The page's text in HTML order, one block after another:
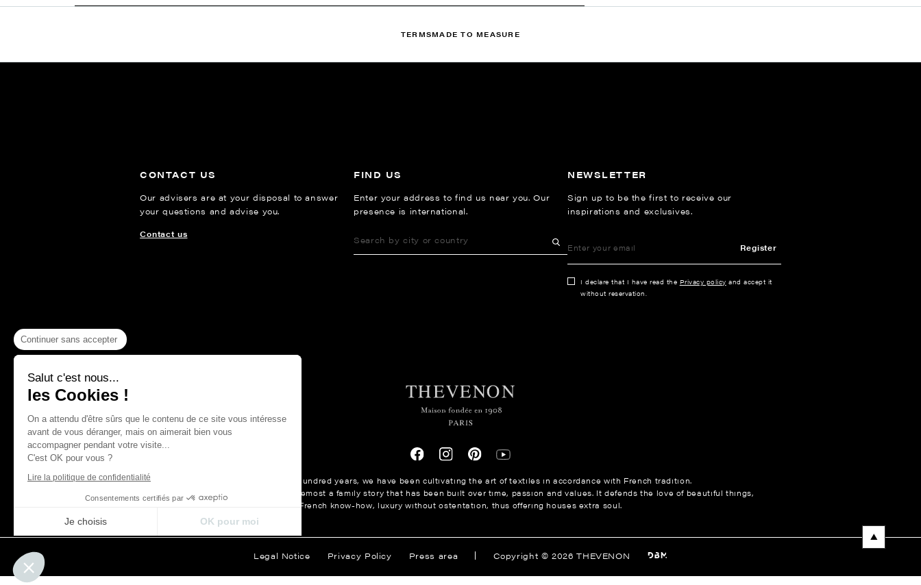
TERMSMADE TO MEASURE
CONTACT US
Our advisers are at your disposal to answer
your questions and advise you.
Contact us
FIND US
Enter your address to find us near you. Our
presence is international.
NEWSLETTER
Sign up to be the first to receive our
inspirations and exclusives.
Register
I declare that I have read the Privacy policy and accept it
without reservation.
For more than a hundred years, we have been cultivating the art of textiles in accordance with French tradition.
Maison Thevenon is first and foremost a family story that has been built over time, passion and values. It defends the love of beautiful things,
French know-how, luxury without ostentation, thus offering houses extra soul.
Legal Notice Privacy Policy Press area Copyright © 2026 THEVENON
Continuer sans accepter
Salut c'est nous...
les Cookies !
On a attendu d'être sûrs que le contenu de ce site vous intéresse
avant de vous déranger, mais on aimerait bien vous
accompagner pendant votre visite...
C'est OK pour vous ?
Lire la politique de confidentialité
Consentements certifiés par
Je choisis OK pour moi
Notre plateforme vous permet d'adapter et de gérer vos paramètres de confidentialité, en garantissant la conformité avec les réglementations. Personnalisez vos préférences pour contrôler la